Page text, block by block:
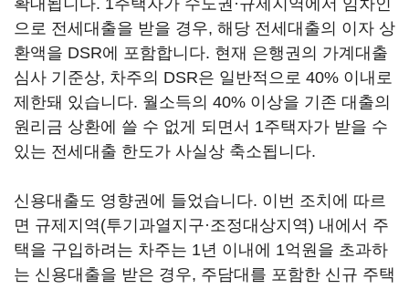
확대됩니다. 1주택자가 수도권·규제지역에서 임차인
으로 전세대출을 받을 경우, 해당 전세대출의 이자 상
환액을 DSR에 포함합니다. 현재 은행권의 가계대출
심사 기준상, 차주의 DSR은 일반적으로 40% 이내로
제한돼 있습니다. 월소득의 40% 이상을 기존 대출의
원리금 상환에 쓸 수 없게 되면서 1주택자가 받을 수
있는 전세대출 한도가 사실상 축소됩니다.
신용대출도 영향권에 들었습니다. 이번 조치에 따르
면 규제지역(투기과열지구·조정대상지역) 내에서 주
택을 구입하려는 차주는 1년 이내에 1억원을 초과하
는 신용대출을 받은 경우, 주담대를 포함한 신규 주택